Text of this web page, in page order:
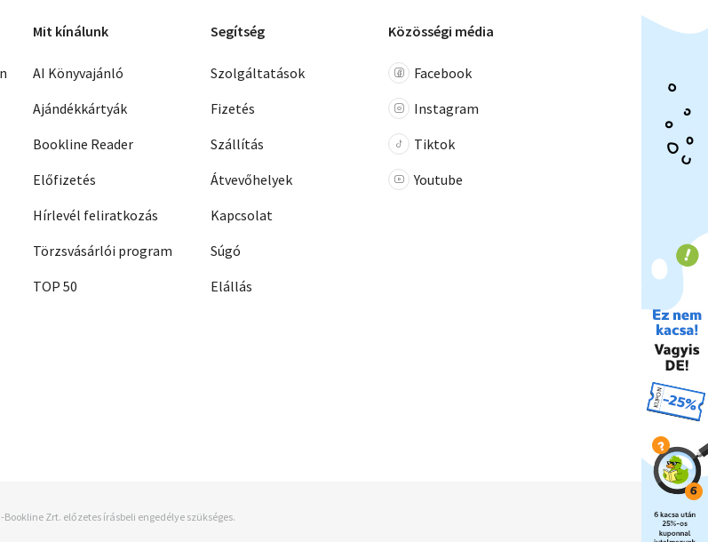
Mit kínálunk
AI Könyvajánló
Ajándékkártyák
Bookline Reader
Előfizetés
Hírlevél feliratkozás
Törzsvásárlói program
TOP 50
Segítség
Szolgáltatások
Fizetés
Szállítás
Átvevőhelyek
Kapcsolat
Súgó
Elállás
Közösségi média
Facebook
Instagram
Tiktok
Youtube
Zrt. előzetes írásbeli engedélye szükséges.